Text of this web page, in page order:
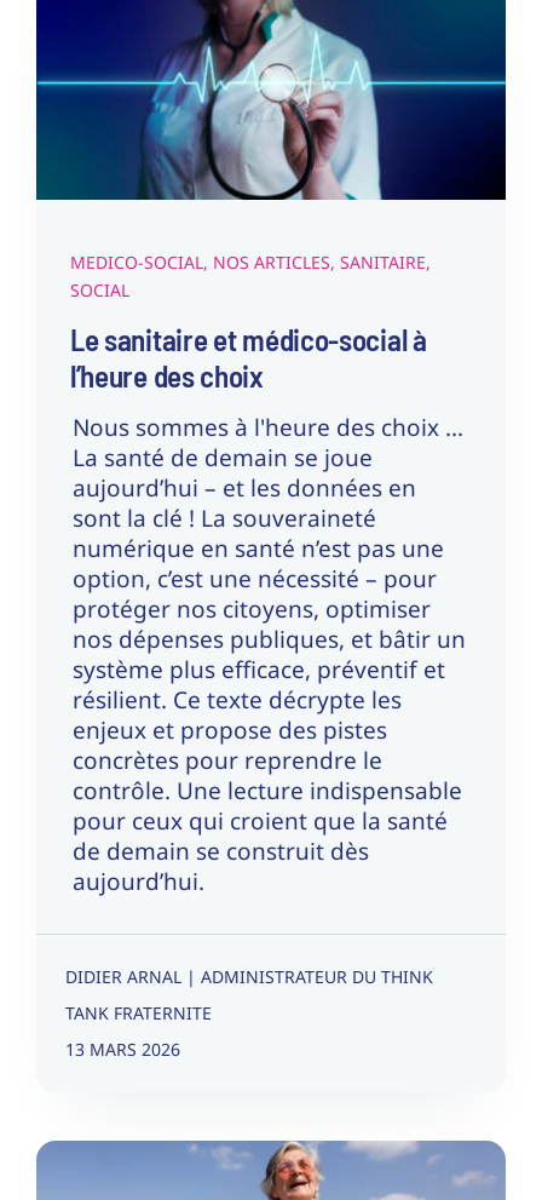
Le sanitaire et médico-social
à l’heure des choix
Medico-Social Nos articles Sanitaire
MEDICO-SOCIAL, NOS ARTICLES, SANITAIRE,
SOCIAL
Le sanitaire et médico-social à
l’heure des choix
Nous sommes à l'heure des choix ...
La santé de demain se joue
aujourd’hui – et les données en
sont la clé ! La souveraineté
numérique en santé n’est pas une
option, c’est une nécessité – pour
protéger nos citoyens, optimiser
nos dépenses publiques, et bâtir un
système plus efficace, préventif et
résilient. Ce texte décrypte les
enjeux et propose des pistes
concrètes pour reprendre le
contrôle. Une lecture indispensable
pour ceux qui croient que la santé
de demain se construit dès
aujourd’hui.
DIDIER ARNAL | ADMINISTRATEUR DU THINK
TANK FRATERNITE
13 MARS 2026
Quels éléments pour la